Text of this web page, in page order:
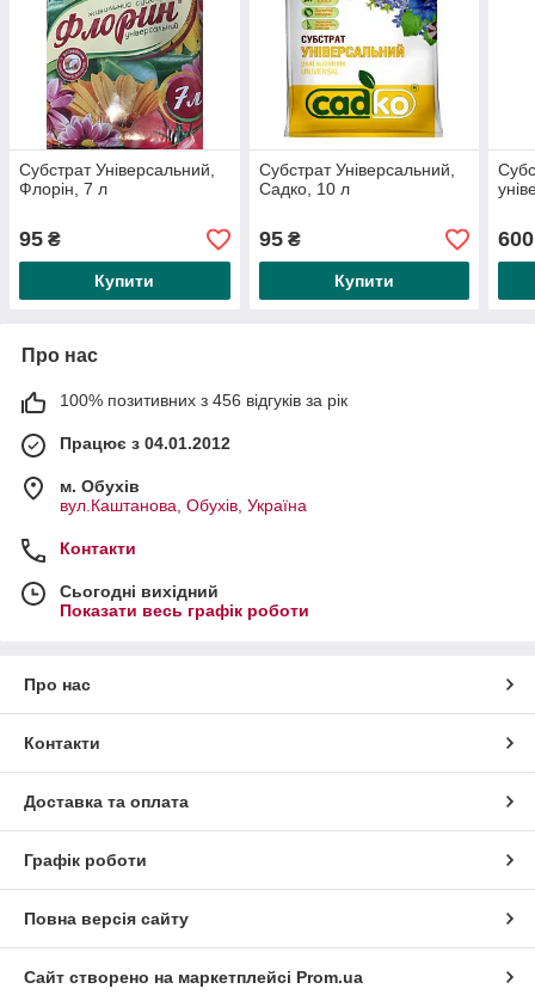
Субстрат Універсальний,
Флорін, 7 л
95 ₴
Купити
Субстрат Універсальний,
Садко, 10 л
95₴
Купити
600
Про нас
100% позитивних з 456 відгуків за рік
Працює з 04.01.2012
м. Обухів
вул.Каштанова, Обухів, Україна
Контакти
Сьогодні вихідний
Показати весь графік роботи
Про нас
Контакти
Доставка та оплата
Графік роботи
Повна версія сайту
Сайт створено на маркетплейсі Prom.ua